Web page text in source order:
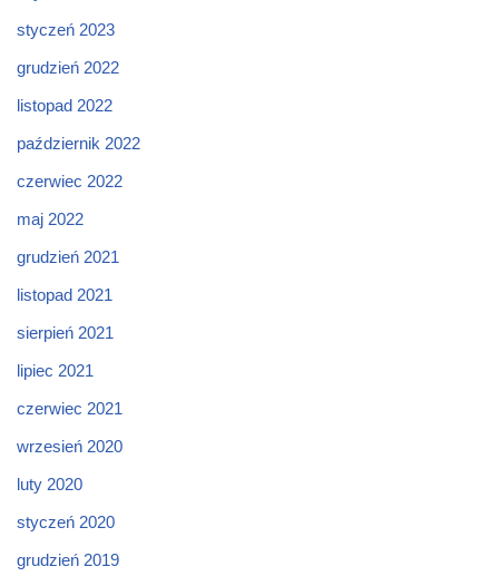
styczeń 2023
grudzień 2022
listopad 2022
październik 2022
czerwiec 2022
maj 2022
grudzień 2021
listopad 2021
sierpień 2021
lipiec 2021
czerwiec 2021
wrzesień 2020
luty 2020
styczeń 2020
grudzień 2019